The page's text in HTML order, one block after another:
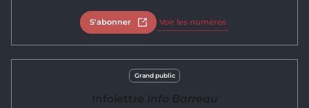
S'abonner Ouvrir dans un nouvel onglet
Voir les numéros
Grand public